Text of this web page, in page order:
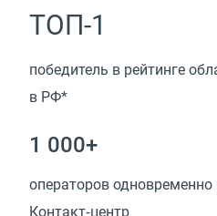
ТОП-1
победитель в рейтинге
в РФ*
1 000+
операторов
Контакт‑центр